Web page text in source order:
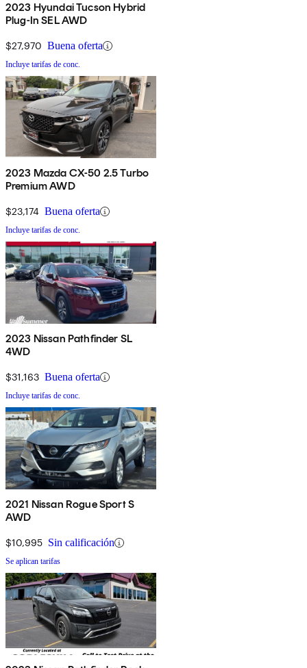
2023 Hyundai Tucson Hybrid
Plug-In SEL AWD
$27,970 Buena oferta
Incluye tarifas de conc.
2023 Mazda CX-50 2.5 Turbo
Premium AWD
$23,174 Buena oferta
Incluye tarifas de conc.
2023 Nissan Pathfinder SL
4WD
$31,163 Buena oferta
Incluye tarifas de conc.
2021 Nissan Rogue Sport S
AWD
$10,995 Sin calificación
Se aplican tarifas